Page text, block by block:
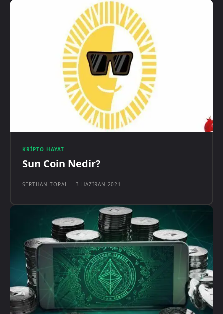
KRIPTO HAYAT
Sun Coin Nedir?
SERTHAN TOPAL - 3 HAZIRAN 2021